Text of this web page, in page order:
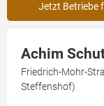
Jetzt Betriebe
Achim
Friedrich-Mohr-
Steffenshof)